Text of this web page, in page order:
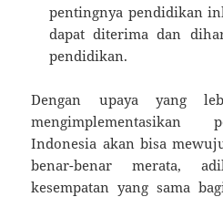
pentingnya pendidikan
dapat diterima dan
pendidikan.
Dengan upaya yang
mengimplementasikan
Indonesia akan bisa
benar-benar merata,
kesempatan yang sama